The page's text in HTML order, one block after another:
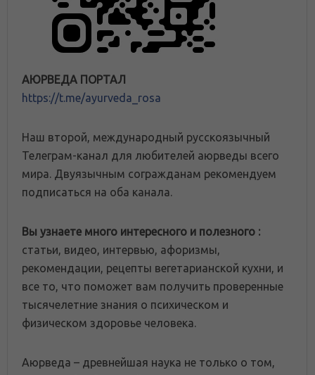
АЮРВЕДА ПОРТАЛ
https://t.me/ayurveda_rosa
Наш второй, международный русскоязычный
Телеграм-канал для любителей аюрведы всего
мира. Двуязычным согражданам рекомендуем
подписаться на оба канала.
Вы узнаете много интересного и полезного :
статьи, видео, интервью, афоризмы,
рекомендации, рецепты вегетарианской кухни, и
все то, что поможет вам получить проверенные
тысячелетние знания о психическом и
физическом здоровье человека.
Аюрведа – древнейшая наука не только о том,